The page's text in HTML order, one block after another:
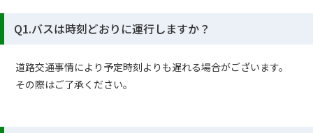
Q1.バスは時刻どおりに運行しますか？
道路交通事情により予定時刻よりも遅れる場合がございます。
その際はご了承ください。